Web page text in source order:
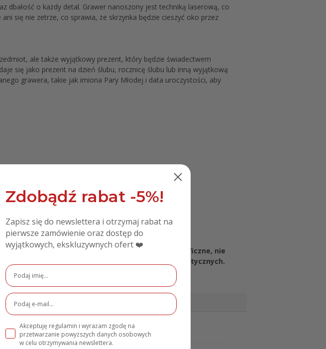
o każdy detal. Grawer nanoszony jest techniką laserową, co
się nie zetrze, co sprawia, że skrzynka będzie cieszyć oko przez
ale także wyjątkowy prezent, który będzie świadectwem
się jako prezent na dzień ślubu, rocznicę ślubu lub inną wyjątkową
grawera, takie jak imiona Pary Młodej i data uroczystości, aby
wielkich)
daty)
deco.pl.
bez danej personalizacji.
wszystkimi dużymi literami czy błędy ortograficzne, nie
podanie personalizacji wg powyższych wytycznych.
Zdobądź rabat -5%!
Zapisz się do newslettera i otrzymaj rabat na
pierwsze zamówienie oraz dostęp do
wyjątkowych, ekskluzywnych ofert ❤️
Akceptuję regulamin i wyrażam zgodę na
przetwarzanie powyższych danych osobowych
w celu otrzymywania newslettera.